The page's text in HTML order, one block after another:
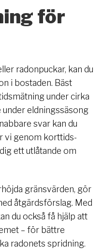
för
radonpuckar, kan du
i bostaden. Bäst
under cirka
under eldningssäsong
svar kan du
vi genom korttids-
ett utlåtande om
gränsvärden, gör
åtgärdsförslag. Med
du också få hjälp att
– för bättre
radonets spridning.